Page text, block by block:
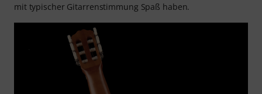
mit typischer Gitarrenstimmung Spaß haben.